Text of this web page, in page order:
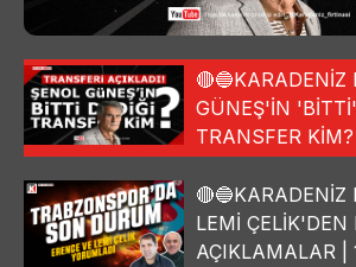
🔴🔵KARADENİZ
GÜNEŞ'İN
TRANSFER
🔴🔵KARADENİZ
LEMİ ÇELİK'DEN
AÇIKLAMALAR |